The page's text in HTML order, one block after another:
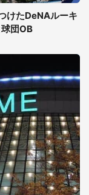
けたDeNAルーキ
団OB